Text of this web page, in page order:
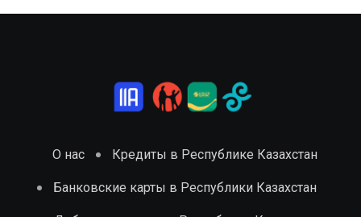
О нас Кредиты в Республике Казахстан
Банковские карты в Республики Казахстан